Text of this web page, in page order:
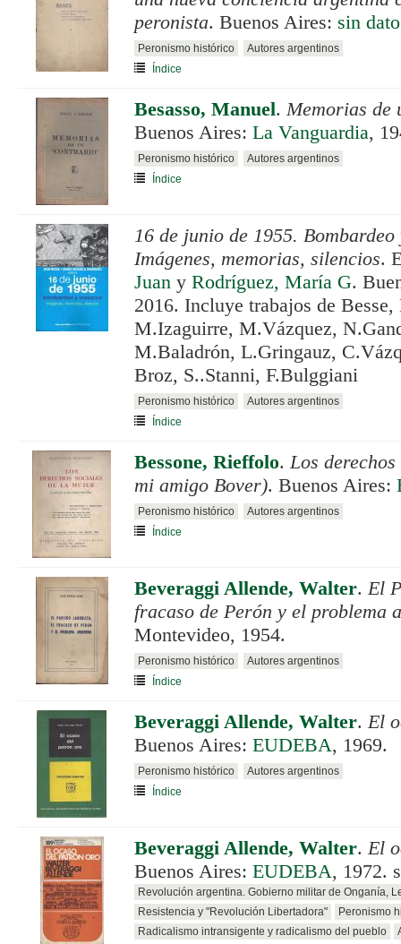
peronista. Buenos Aires: sin
Peronismo histórico
Autores argentinos
Índice
Besasso, Manuel. Memorias de
Buenos Aires: La Vanguardia,
Peronismo histórico
Autores argentinos
Índice
16 de junio de 1955. Bombardeo
Imágenes, memorias, silencios.
Juan y Rodríguez, María G.
2016. Incluye trabajos de
M.Izaguirre, M.Vázquez,
M.Baladrón, L.Gringauz,
Broz, S..Stanni, F.Bulggiani
Peronismo histórico
Autores argentinos
Índice
Bessone, Rieffolo. Los
mi amigo Bover). Buenos Aires:
Peronismo histórico
Autores argentinos
Índice
Beveraggi Allende, Walter. El
fracaso de Perón y el problema
Montevideo, 1954.
Peronismo histórico
Autores argentinos
Índice
Beveraggi Allende, Walter. El
Buenos Aires: EUDEBA, 1969.
Peronismo histórico
Autores argentinos
Índice
Beveraggi Allende, Walter. El
Buenos Aires: EUDEBA, 1972.
Revolución argentina. Gobierno militar de Onganía,
Resistencia y "Revolución Libertadora"
Peronismo
Radicalismo intransigente y radicalismo del pueblo